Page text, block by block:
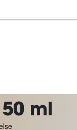
ml